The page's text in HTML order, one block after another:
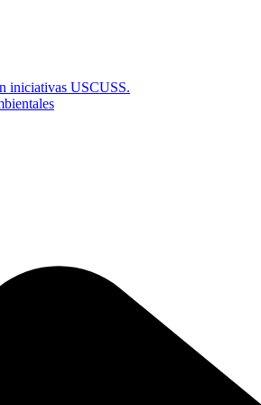
iniciativas USCUSS.